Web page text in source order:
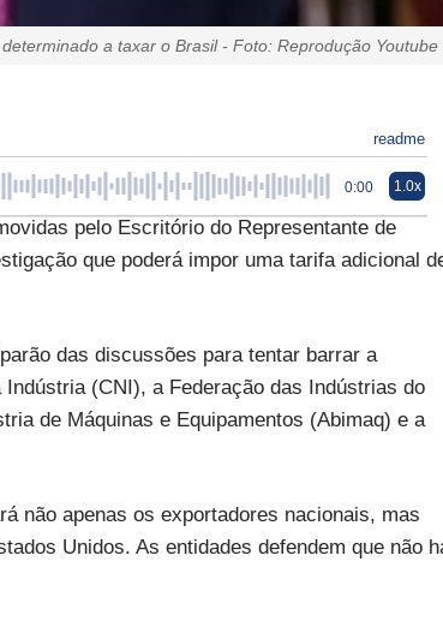
a taxar o Brasil - Foto: Reprodução Youtube
readme
0:00 1.0x
pelo Escritório do Representante de
que poderá impor uma tarifa adicional
das discussões para tentar barrar a
(CNI), a Federação das Indústrias do
de Máquinas e Equipamentos (Abimaq) e a
não apenas os exportadores nacionais, mas
Unidos. As entidades defendem que não